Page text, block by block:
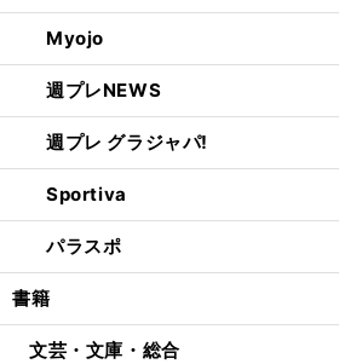
Myojo
週プレNEWS
週プレ グラジャパ!
Sportiva
パラスポ
書籍
文芸・文庫・総合